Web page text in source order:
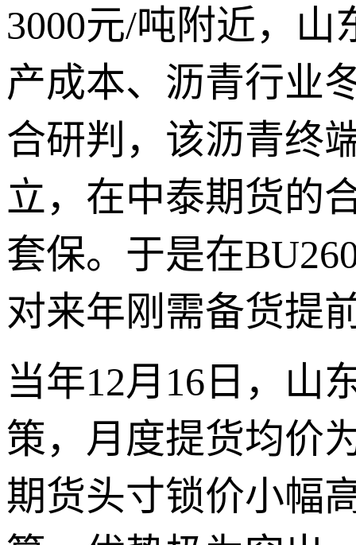
3000元/吨附近，
产成本、沥青行业
合研判，该沥青终
立，在中泰期货的
套保。于是在
对来年刚需备货提
当年12月16日，山
策，月度提货均价
期货头寸锁价小幅